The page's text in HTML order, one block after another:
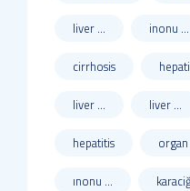
liver ... inonu ...
cirrhosis
liver ... liver ...
hepatitis organ
ınonu ...